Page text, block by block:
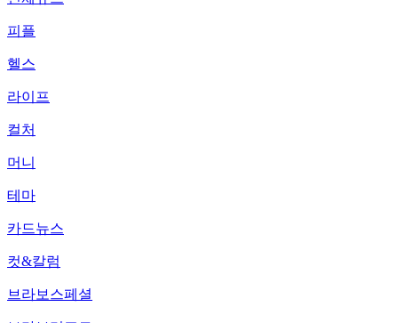
피플
헬스
라이프
컬처
머니
테마
카드뉴스
컷&칼럼
브라보스페셜